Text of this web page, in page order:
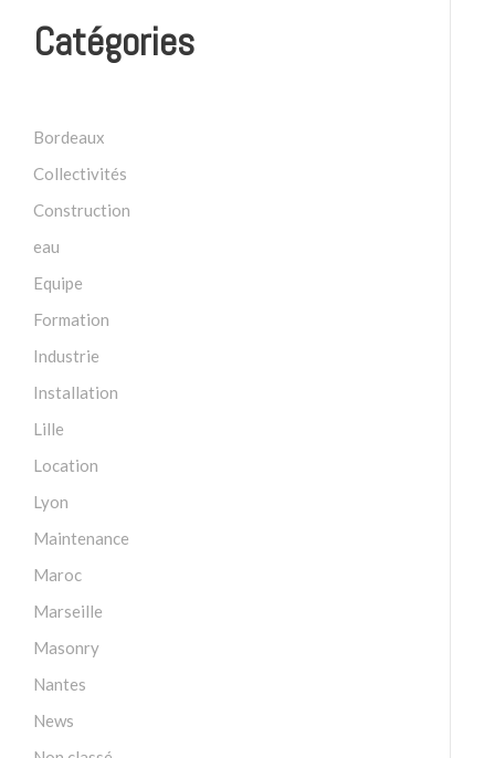
Catégories
Bordeaux
Collectivités
Construction
eau
Equipe
Formation
Industrie
Installation
Lille
Location
Lyon
Maintenance
Maroc
Marseille
Masonry
Nantes
News